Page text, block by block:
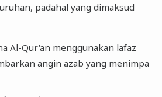
padahal yang dimaksud
Al-Qur'an menggunakan lafaz
angin azab yang menimpa